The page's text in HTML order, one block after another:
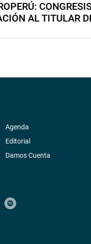
AL TITULAR
Agenda
Editorial
Damos Cuenta